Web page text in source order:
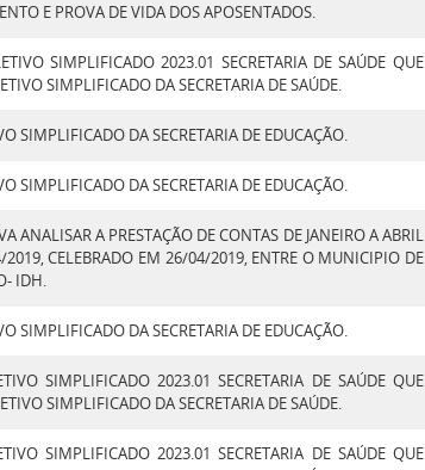
E PROVA DE VIDA DOS APOSENTADOS.
SIMPLIFICADO 2023.01 SECRETARIA DE SAÚDE QUE
SIMPLIFICADO DA SECRETARIA DE SAÚDE.
SIMPLIFICADO DA SECRETARIA DE EDUCAÇÃO.
SIMPLIFICADO DA SECRETARIA DE EDUCAÇÃO.
ANALISAR A PRESTAÇÃO DE CONTAS DE JANEIRO A ABRIL
CELEBRADO EM 26/04/2019, ENTRE O MUNICIPIO DE
IDH.
SIMPLIFICADO DA SECRETARIA DE EDUCAÇÃO.
SIMPLIFICADO 2023.01 SECRETARIA DE SAÚDE QUE
SIMPLIFICADO DA SECRETARIA DE SAÚDE.
SIMPLIFICADO 2023.01 SECRETARIA DE SAÚDE QUE